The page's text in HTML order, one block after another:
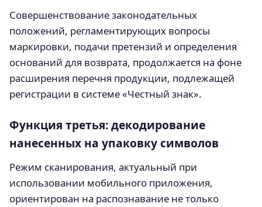
Совершенствование законодательных
положений, регламентирующих вопросы
маркировки, подачи претензий и определения
оснований для возврата, продолжается на фоне
расширения перечня продукции, подлежащей
регистрации в системе «Честный знак».
Функция третья: декодирование
нанесенных на упаковку символов
Режим сканирования, актуальный при
использовании мобильного приложения,
ориентирован на распознавание не только